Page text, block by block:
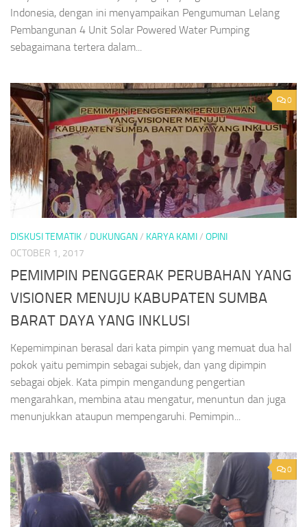
Indonesia, dengan ini menyampaikan Pengumuman Lelang
Pembangunan 4 Unit Solar Powered Water Pumping
sebagaimana tertera dalam...
0
DISKUSI TEMATIK/ DUKUNGAN/ KARYA KAMI/ OPINI
OCTOBER 1, 2017
PEMIMPIN PENGGERAK PERUBAHAN YANG
VISIONER MENUJU KABUPATEN SUMBA
BARAT DAYA YANG INKLUSI
Kepemimpinan berasal dari kata pimpin yang memuat dua hal
pokok yaitu pemimpin sebagai subjek, dan yang dipimpin
sebagai objek. Kata pimpin mengandung pengertian
mengarahkan, membina atau mengatur, menuntun dan juga
menunjukkan ataupun mempengaruhi. Pemimpin...
0